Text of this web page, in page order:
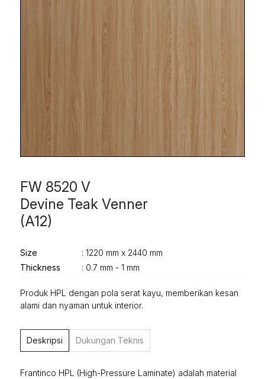
FW 8520 V
Devine Teak Venner
(A12)
Size
: 1220 mm x 2440 mm
Thickness
: 0.7 mm - 1 mm
Produk HPL dengan pola serat kayu, memberikan kesan
alami dan nyaman untuk interior.
Deskripsi Dukungan Teknis
Frantinco HPL (High-Pressure Laminate) adalah material